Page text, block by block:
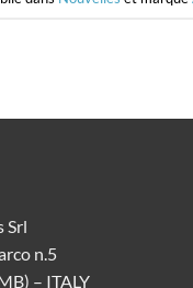
Srl
n.5
– ITALY